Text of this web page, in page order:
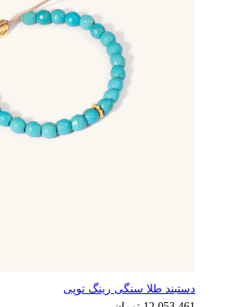
3,013,365 تومان
دستبند طلا سنگی رینگ توپی